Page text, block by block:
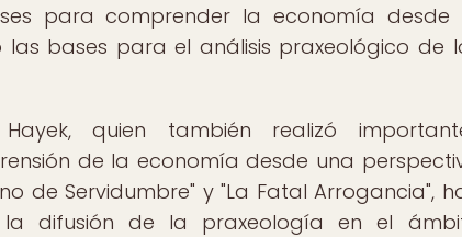
para comprender la economía desde
bases para el análisis praxeológico de
quien también realizó
de la economía desde una
de Servidumbre" y "La Fatal Arrogancia",
difusión de la praxeología en el